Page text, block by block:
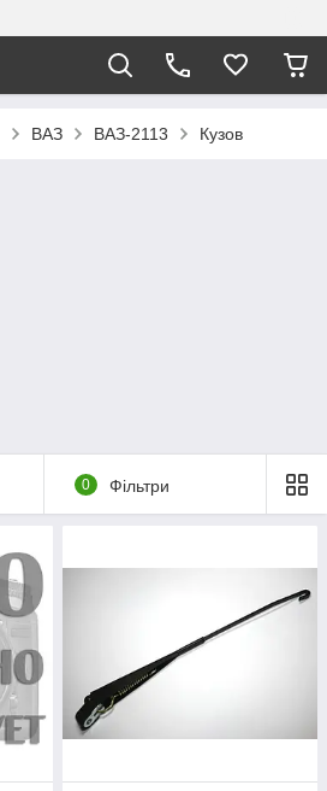
ВАЗ ВАЗ-2113 Кузов
0 Фільтри